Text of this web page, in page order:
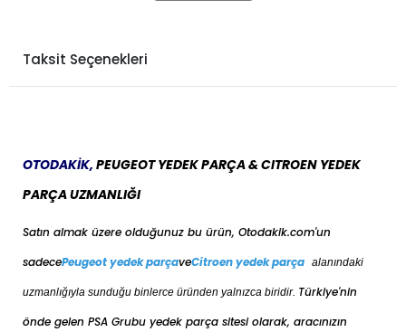
Taksit Seçenekleri
OTODAKİK, PEUGEOT YEDEK PARÇA & CITROEN YEDEK
PARÇA UZMANLIĞI
Satın almak üzere olduğunuz bu ürün, Otodakik.com'un
sadecePeugeot yedek parçaveCitroen yedek parça alanındaki
uzmanlığıyla sunduğu binlerce üründen yalnızca biridir. Türkiye'nin
önde gelen PSA Grubu yedek parça sitesi olarak, aracınızın